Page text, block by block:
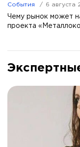
События 6 августа
Чему рынок может
проекта